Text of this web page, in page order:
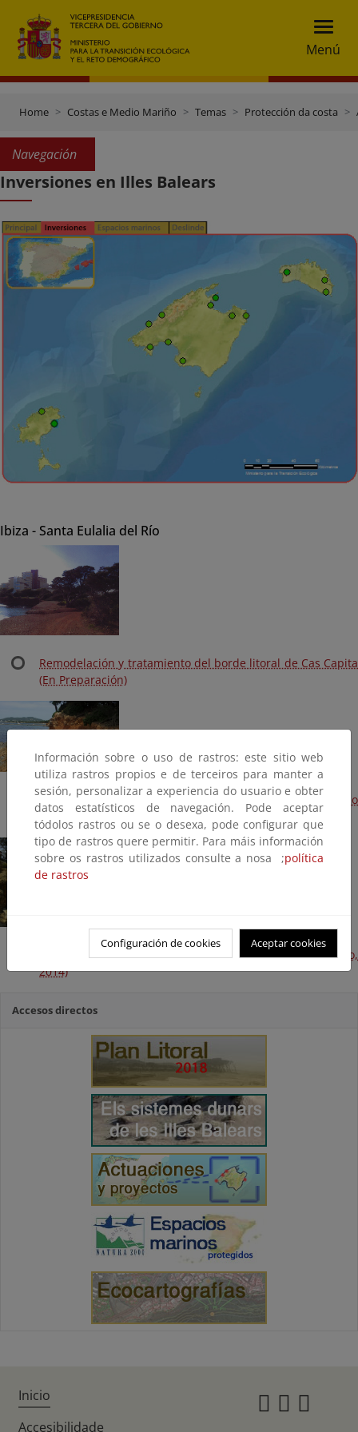
Menú
Home Costas e Medio Mariño Temas Protección da costa
Navegación
Inversiones en Illes Balears
Ibiza - Santa Eulalia del Río
Remodelación y tratamiento del borde litoral de Cas Capita
(En Preparación)
Construcción de muro de defensa en yacimiento romano
de S'Argamassa (Terminado, 2015)
Demolición de caseta varadero en Es Niu Blau (Terminado,
2014)
Accesos directos
Información sobre o uso de rastros: este sitio web
utiliza rastros propios e de terceiros para manter a
sesión, personalizar a experiencia do usuario e obter
datos estatísticos de navegación. Pode aceptar
tódolos rastros ou se o desexa, pode configurar que
tipo de rastros quere permitir. Para máis información
sobre os rastros utilizados consulte a nosa ;política
de rastros
Configuración de cookies Aceptar cookies
Inicio
Accesibilidade